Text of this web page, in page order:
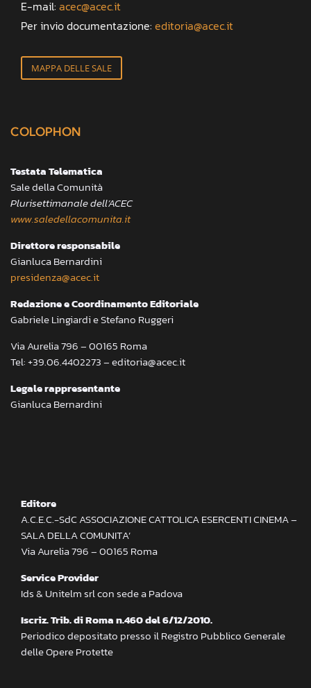
E-mail: acec@acec.it
Per invio documentazione: editoria@acec.it
MAPPA DELLE SALE
COLOPHON
Testata Telematica
Sale della Comunità
Plurisettimanale dell’ACEC
www.saledellacomunita.it
Direttore responsabile
Gianluca Bernardini
presidenza@acec.it
Redazione e Coordinamento Editoriale
Gabriele Lingiardi e Stefano Ruggeri
Via Aurelia 796 – 00165 Roma
Tel: +39.06.4402273 – editoria@acec.it
Legale rappresentante
Gianluca Bernardini
Editore
A.C.E.C.-SdC ASSOCIAZIONE CATTOLICA ESERCENTI CINEMA –
SALA DELLA COMUNITA’
Via Aurelia 796 – 00165 Roma
Service Provider
Ids & Unitelm srl con sede a Padova
Iscriz. Trib. di Roma n.460 del 6/12/2010.
Periodico depositato presso il Registro Pubblico Generale
delle Opere Protette